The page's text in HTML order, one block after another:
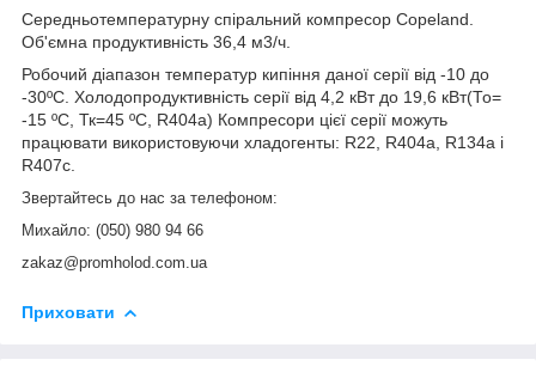
Середньотемпературну спіральний компресор Copeland.
Об'ємна продуктивність 36,4 м3/ч.
Робочий діапазон температур кипіння даної серії від -10 до
-30ºС. Холодопродуктивність серії від 4,2 кВт до 19,6 кВт(То=
-15 ºС, Тк=45 ºС, R404a) Компресори цієї серії можуть
працювати використовуючи хладогенты: R22, R404a, R134a і
R407c.
Звертайтесь до нас за телефоном:
Михайло: (050) 980 94 66
zakaz@promholod.com.ua
Приховати